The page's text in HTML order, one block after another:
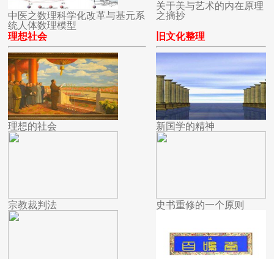
中医之数理科学化改革与基元系
统人体数理模型
关于美与艺术的内在原理
之摘抄
理想社会
理想的社会
宗教裁判法
旧文化整理
新国学的精神
史书重修的一个原则